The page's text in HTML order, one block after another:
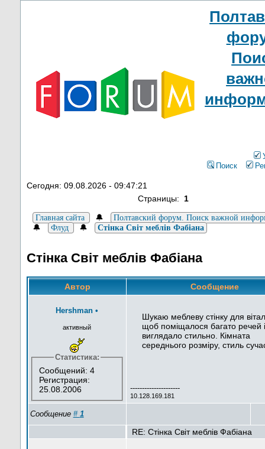
Поиск
Сегодня: 09.08.2026 - 09:47:21
Страницы: 1
Главная сайта 🔔 Полтавский форум. Поиск важной
🔔 Флуд 🔔 Стінка Світ меблів Фабіана
Стінка Світ меблів Фабіана
Автор Сообщение
Hershman •
активный
Статистика:
Сообщений: 4
Регистрация:
25.08.2006
Шукаю меблеву стінку для
щоб поміщалося багато речей і
виглядало стильно. Кімната
середнього розміру, стиль
---------------------
10.128.169.181
Сообщение # 1
RE: Стінка Світ меблів Фабіана